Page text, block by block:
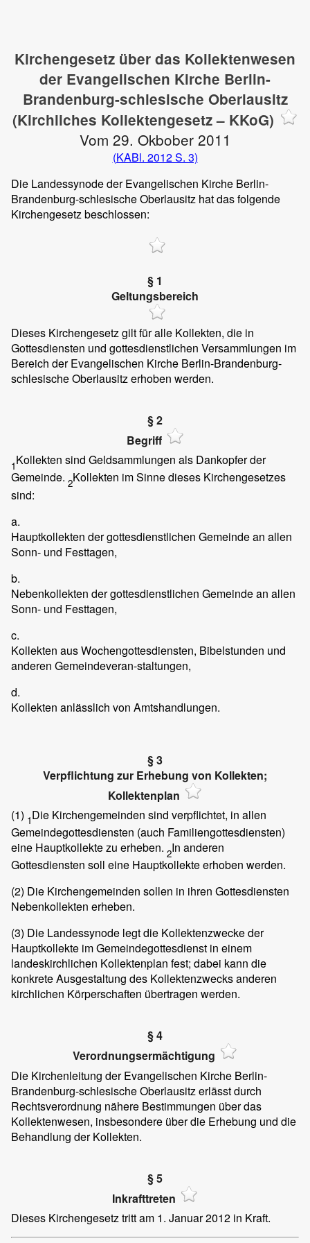
Kirchengesetz über das Kollektenwesen
der Evangelischen Kirche Berlin-
Brandenburg-schlesische Oberlausitz
(Kirchliches Kollektengesetz – KKoG)
Vom 29. Okbober 2011
(KABl. 2012 S. 3)
Die Landessynode der Evangelischen Kirche Berlin-
Brandenburg-schlesische Oberlausitz hat das folgende
Kirchengesetz beschlossen:
§ 1
Geltungsbereich
Dieses Kirchengesetz gilt für alle Kollekten, die in
Gottesdiensten und gottesdienstlichen Versammlungen im
Bereich der Evangelischen Kirche Berlin-Brandenburg-
schlesische Oberlausitz erhoben werden.
§ 2
Begriff
1Kollekten sind Geldsammlungen als Dankopfer der
Gemeinde. 2Kollekten im Sinne dieses Kirchengesetzes
sind:
a.
Hauptkollekten der gottesdienstlichen Gemeinde an allen
Sonn- und Festtagen,
b.
Nebenkollekten der gottesdienstlichen Gemeinde an allen
Sonn- und Festtagen,
c.
Kollekten aus Wochengottesdiensten, Bibelstunden und
anderen Gemeindeveran-staltungen,
d.
Kollekten anlässlich von Amtshandlungen.
§ 3
Verpflichtung zur Erhebung von Kollekten;
Kollektenplan
(1) 1Die Kirchengemeinden sind verpflichtet, in allen
Gemeindegottesdiensten (auch Familiengottesdiensten)
eine Hauptkollekte zu erheben. 2In anderen
Gottesdiensten soll eine Hauptkollekte erhoben werden.
(2) Die Kirchengemeinden sollen in ihren Gottesdiensten
Nebenkollekten erheben.
(3) Die Landessynode legt die Kollektenzwecke der
Hauptkollekte im Gemeindegottesdienst in einem
landeskirchlichen Kollektenplan fest; dabei kann die
konkrete Ausgestaltung des Kollektenzwecks anderen
kirchlichen Körperschaften übertragen werden.
§ 4
Verordnungsermächtigung
Die Kirchenleitung der Evangelischen Kirche Berlin-
Brandenburg-schlesische Oberlausitz erlässt durch
Rechtsverordnung nähere Bestimmungen über das
Kollektenwesen, insbesondere über die Erhebung und die
Behandlung der Kollekten.
§ 5
Inkrafttreten
Dieses Kirchengesetz tritt am 1. Januar 2012 in Kraft.